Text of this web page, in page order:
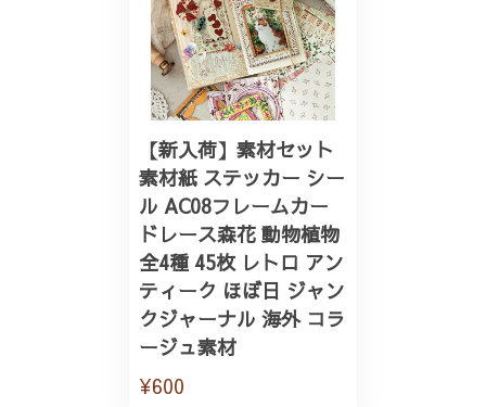
【新入荷】素材セット
素材紙 ステッカー シー
ル AC08フレームカー
ドレース森花 動物植物
全4種 45枚 レトロ アン
ティーク ほぼ日 ジャン
クジャーナル 海外 コラ
ージュ素材
¥600